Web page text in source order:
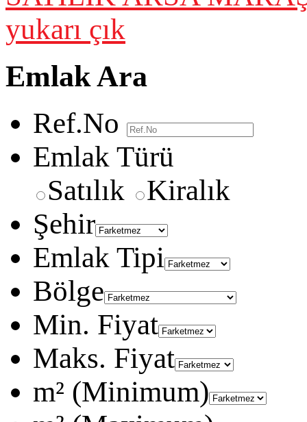
yukarı çık
Emlak Ara
Ref.No
Emlak Türü
Satılık
Kiralık
Şehir
Emlak Tipi
Bölge
Min. Fiyat
Maks. Fiyat
m² (Minimum)